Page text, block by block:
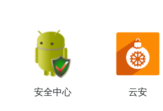
安全中心 云安